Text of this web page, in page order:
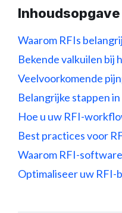
Inhoudsopgave
Waarom RFIs
Bekende valkuilen bij
Veelvoorkomende
Belangrijke stappen
Hoe u uw RFI-
Best practices voor
Waarom RFI-
Optimaliseer uw RFI-